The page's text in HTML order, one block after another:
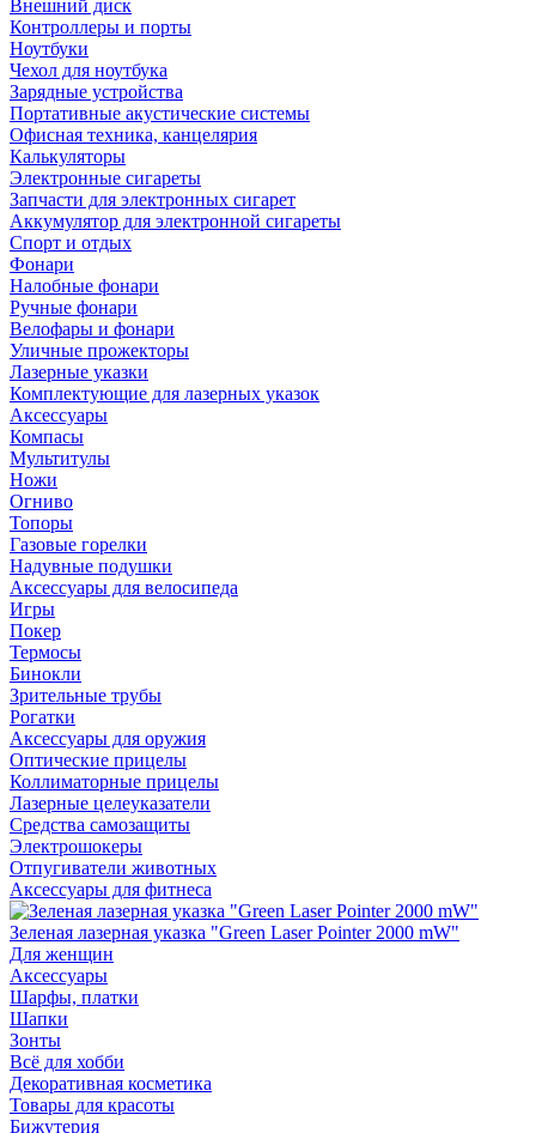
Внешний диск
Контроллеры и порты
Ноутбуки
Чехол для ноутбука
Зарядные устройства
Портативные акустические системы
Офисная техника, канцелярия
Калькуляторы
Электронные сигареты
Запчасти для электронных сигарет
Аккумулятор для электронной сигареты
Спорт и отдых
Фонари
Налобные фонари
Ручные фонари
Велофары и фонари
Уличные прожекторы
Лазерные указки
Комплектующие для лазерных указок
Аксессуары
Компасы
Мультитулы
Ножи
Огниво
Топоры
Газовые горелки
Надувные подушки
Аксессуары для велосипеда
Игры
Покер
Термосы
Бинокли
Зрительные трубы
Рогатки
Аксессуары для оружия
Оптические прицелы
Коллиматорные прицелы
Лазерные целеуказатели
Средства самозащиты
Электрошокеры
Отпугиватели животных
Аксессуары для фитнеса
Зеленая лазерная указка "Green Laser Pointer 2000 mW"
Для женщин
Аксессуары
Шарфы, платки
Шапки
Зонты
Всё для хобби
Декоративная косметика
Товары для красоты
Бижутерия